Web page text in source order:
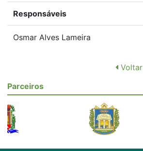
Responsáveis
Osmar Alves Lameira
Voltar
Parceiros